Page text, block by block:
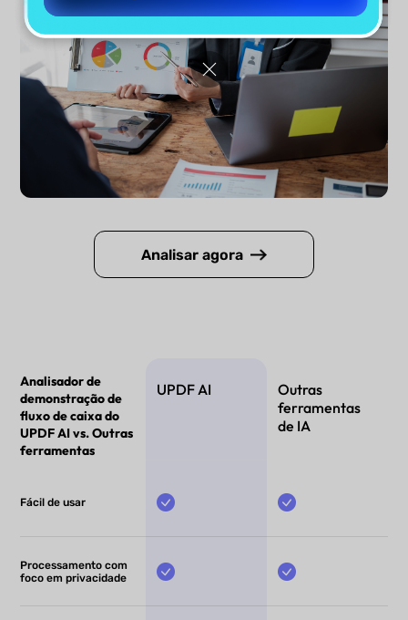
Analisar agora
Analisador de
demonstração de
fluxo de caixa do
UPDF AI vs. Outras
ferramentas
UPDF AI
Outras
ferramentas
de IA
Fácil de usar
Processamento com
foco em privacidade